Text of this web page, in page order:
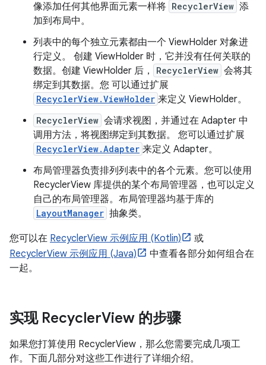
像添加任何其他界面元素一样将 RecyclerView 添
加到布局中。
列表中的每个独立元素都由一个 ViewHolder 对象进
行定义。 创建 ViewHolder 时，它并没有任何关联的
数据。创建 ViewHolder 后，
RecyclerView 会将其
绑定到其数据。 您 可以通过扩展
RecyclerView.ViewHolder 来定义 ViewHolder。
RecyclerView 会请求视图，并通过在 Adapter 中
调用方法，将视图绑定到其数据。 您可以通过扩展
RecyclerView.Adapter 来定义 Adapter。
布局管理器负责排列列表中的各个元素。 您可以使用
RecyclerView 库提供的某个布局管理器，也可以定义
自己的布局管理器。布局管理器均基于库的
LayoutManager 抽象类。
您可以在 RecyclerView 示例应用 (Kotlin)
或
RecyclerView 示例应用 (Java)
中查看各部分如何组合在
一起。
实现 RecyclerView 的步骤
如果您打算使用 RecyclerView，那么您需要完成几项工
作。下面几部分对这些工作进行了详细介绍。